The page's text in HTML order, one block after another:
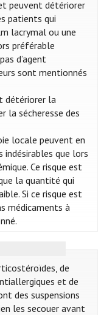
peuvent détériorer
patients qui
lacrymal ou une
préférable
d’agent
sont mentionnés
détériorer la
la sécheresse des
locale peuvent en
que lors
Ce risque est
la quantité qui
Si ce risque est
médicaments à
de
et de
des suspensions
les secouer avant